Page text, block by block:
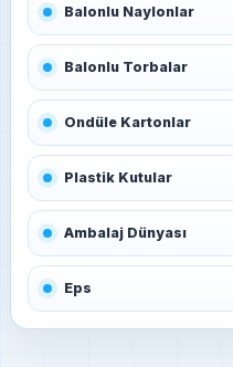
Balonlu Naylonlar
Balonlu Torbalar
Ondüle Kartonlar
Plastik Kutular
Ambalaj Dünyası
Eps